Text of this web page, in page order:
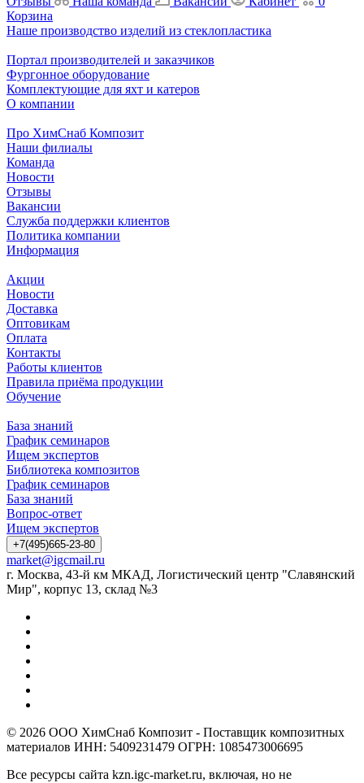
Корзина
Наше производство изделий из стеклопластика
Портал производителей и заказчиков
Фургонное оборудование
Комплектующие для яхт и катеров
О компании
Про ХимСнаб Композит
Наши филиалы
Команда
Новости
Отзывы
Вакансии
Служба поддержки клиентов
Политика компании
Информация
Акции
Новости
Доставка
Оптовикам
Оплата
Контакты
Работы клиентов
Правила приёма продукции
Обучение
База знаний
График семинаров
Ищем экспертов
Библиотека композитов
График семинаров
База знаний
Вопрос-ответ
Ищем экспертов
+7(495)665-23-80
market@igcmail.ru
г. Москва, 43-й км МКАД, Логистический центр "Славянский
Мир", корпус 13, склад №3
© 2026 ООО ХимСнаб Композит - Поставщик композитных
материалов ИНН: 5409231479 ОГРН: 1085473006695
Все ресурсы сайта kzn.igc-market.ru, включая, но не